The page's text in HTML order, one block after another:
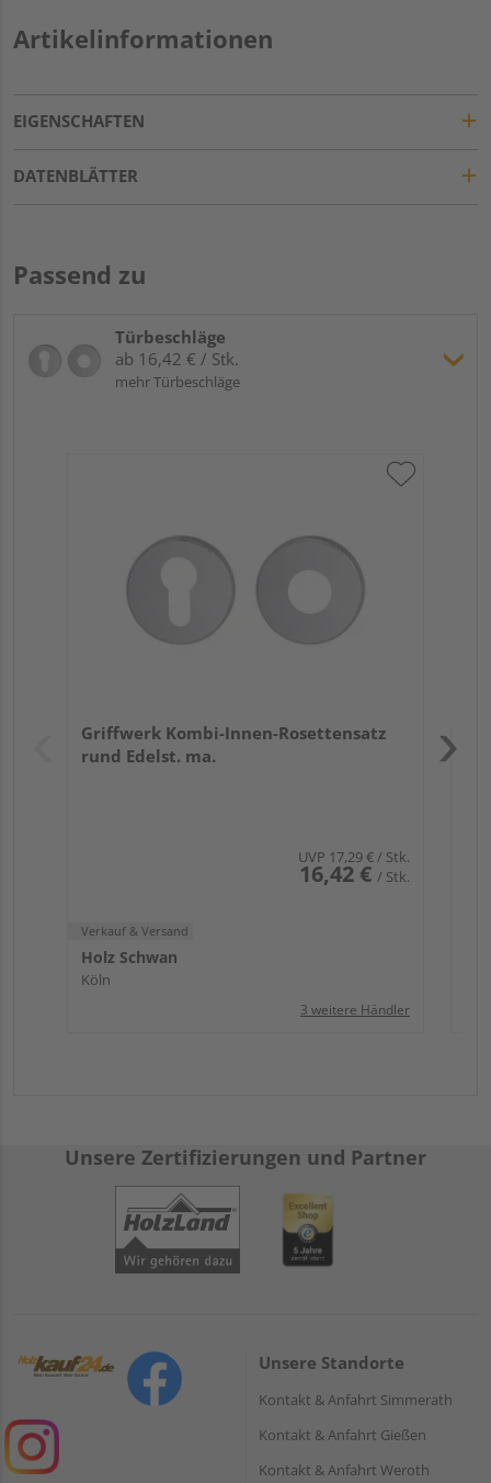
Artikelinformationen
EIGENSCHAFTEN
DATENBLÄTTER
Passend zu
Türbeschläge
ab 16,42 € / Stk.
mehr Türbeschläge
Griffwerk Kombi-Innen-Rosettensatz
rund Edelst. ma.
UVP 17,29 €/ Stk.
16,42 € / Stk.
Verkauf & Versand
Holz Schwan
Köln
3 weitere Händler
Unsere Zertifizierungen und Partner
Unsere Standorte
Kontakt & Anfahrt Simmerath
Kontakt & Anfahrt Gießen
Kontakt & Anfahrt Weroth